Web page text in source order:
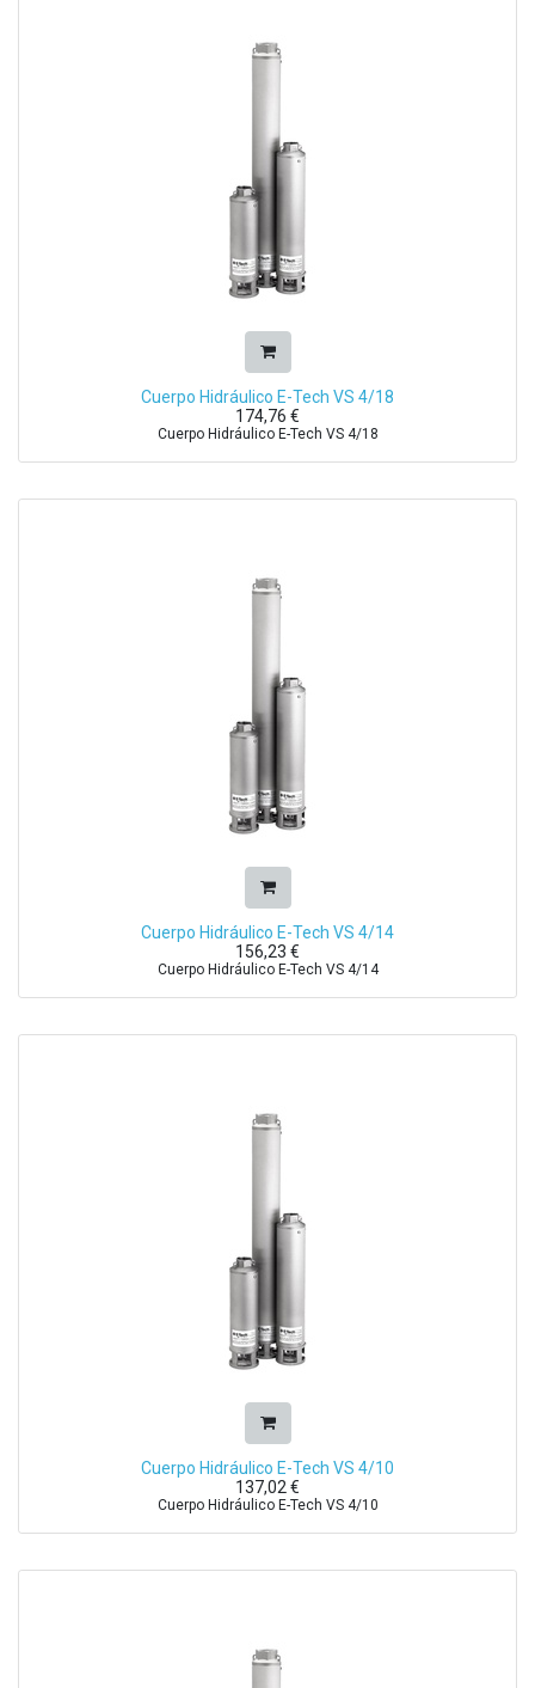
Cuerpo Hidráulico E-Tech VS 4/18
174,76 €
Cuerpo Hidráulico E-Tech VS 4/18
Cuerpo Hidráulico E-Tech VS 4/14
156,23 €
Cuerpo Hidráulico E-Tech VS 4/14
Cuerpo Hidráulico E-Tech VS 4/10
137,02 €
Cuerpo Hidráulico E-Tech VS 4/10